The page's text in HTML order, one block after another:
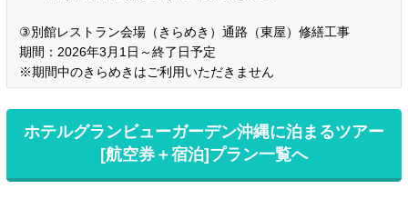
③別館レストラン会場（きらめき）通路（東屋）修繕工事
期間：2026年3月1日～終了日予定
※期間中のきらめきはご利用いただきません
ホテルグランビューガーデン沖縄に泊まるツアー
[航空券＋宿泊]プラン一覧へ